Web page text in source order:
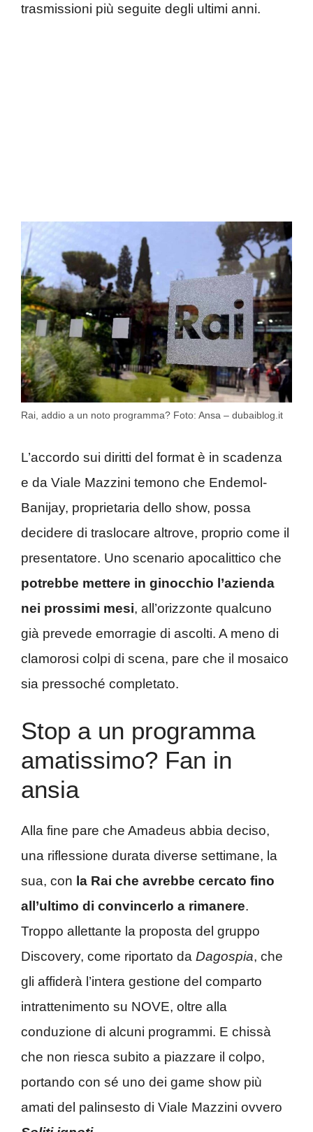
trasmissioni più seguite degli ultimi anni.
Rai, addio a un noto programma? Foto: Ansa – dubaiblog.it
L’accordo sui diritti del format è in scadenza
e da Viale Mazzini temono che Endemol-
Banijay, proprietaria dello show, possa
decidere di traslocare altrove, proprio come il
presentatore. Uno scenario apocalittico che
potrebbe mettere in ginocchio l’azienda
nei prossimi mesi, all’orizzonte qualcuno
già prevede emorragie di ascolti. A meno di
clamorosi colpi di scena, pare che il mosaico
sia pressoché completato.
Stop a un programma
amatissimo? Fan in
ansia
Alla fine pare che Amadeus abbia deciso,
una riflessione durata diverse settimane, la
sua, con la Rai che avrebbe cercato fino
all’ultimo di convincerlo a rimanere.
Troppo allettante la proposta del gruppo
Discovery, come riportato da Dagospia, che
gli affiderà l’intera gestione del comparto
intrattenimento su NOVE, oltre alla
conduzione di alcuni programmi. E chissà
che non riesca subito a piazzare il colpo,
portando con sé uno dei game show più
amati del palinsesto di Viale Mazzini ovvero